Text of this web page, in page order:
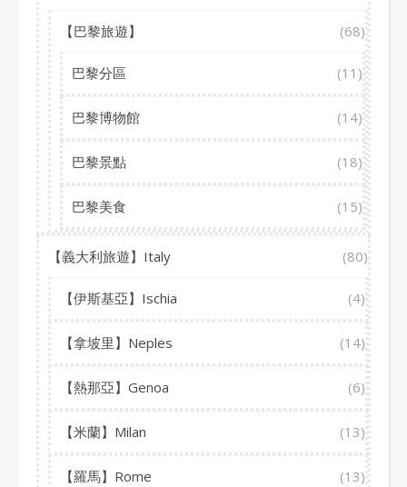
【巴黎旅遊】 (68)
巴黎分區 (11)
巴黎博物館 (14)
巴黎景點 (18)
巴黎美食 (15)
【義大利旅遊】Italy (80)
【伊斯基亞】Ischia (4)
【拿坡里】Neples (14)
【熱那亞】Genoa (6)
【米蘭】Milan (13)
【羅馬】Rome (13)